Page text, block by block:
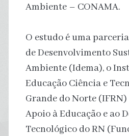
Ambiente – CONAMA.
O estudo é uma
de Desenvolvimento
Ambiente (Idema), o
Educação Ciência e
Grande do Norte (IFRN)
Apoio à Educação e ao
Tecnológico do RN